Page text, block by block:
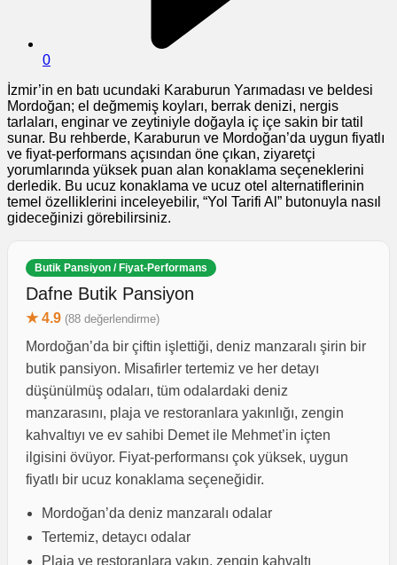
0
İzmir’in en batı ucundaki Karaburun Yarımadası ve beldesi
Mordoğan; el değmemiş koyları, berrak denizi, nergis
tarlaları, enginar ve zeytiniyle doğayla iç içe sakin bir tatil
sunar. Bu rehberde, Karaburun ve Mordoğan’da uygun fiyatlı
ve fiyat-performans açısından öne çıkan, ziyaretçi
yorumlarında yüksek puan alan konaklama seçeneklerini
derledik. Bu ucuz konaklama ve ucuz otel alternatiflerinin
temel özelliklerini inceleyebilir, “Yol Tarifi Al” butonuyla nasıl
gideceğinizi görebilirsiniz.
Butik Pansiyon / Fiyat-Performans
Dafne Butik Pansiyon
★ 4.9 (88 değerlendirme)
Mordoğan’da bir çiftin işlettiği, deniz manzaralı şirin bir
butik pansiyon. Misafirler tertemiz ve her detayı
düşünülmüş odaları, tüm odalardaki deniz
manzarasını, plaja ve restoranlara yakınlığı, zengin
kahvaltıyı ve ev sahibi Demet ile Mehmet’in içten
ilgisini övüyor. Fiyat-performansı çok yüksek, uygun
fiyatlı bir ucuz konaklama seçeneğidir.
Mordoğan’da deniz manzaralı odalar
Tertemiz, detaycı odalar
Plaja ve restoranlara yakın, zengin kahvaltı